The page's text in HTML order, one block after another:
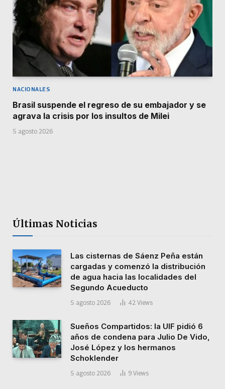
NACIONALES
Brasil suspende el regreso de su embajador y se
agrava la crisis por los insultos de Milei
5 agosto 2026
Últimas Noticias
Las cisternas de Sáenz Peña están
cargadas y comenzó la distribución
de agua hacia las localidades del
Segundo Acueducto
5 agosto 2026 42 Views
Sueños Compartidos: la UIF pidió 6
años de condena para Julio De Vido,
José López y los hermanos
Schoklender
5 agosto 2026 9 Views